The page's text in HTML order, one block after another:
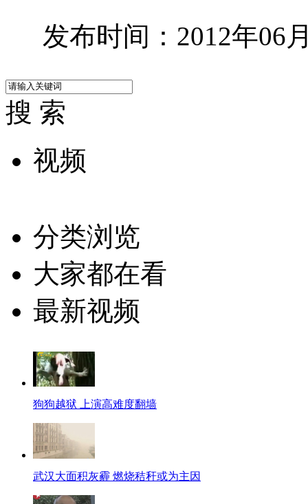
发布时间：2012年06
搜 索
视频
分类浏览
大家都在看
最新视频
狗狗越狱 上演高难度翻墙
武汉大面积灰霾 燃烧秸秆或为主因